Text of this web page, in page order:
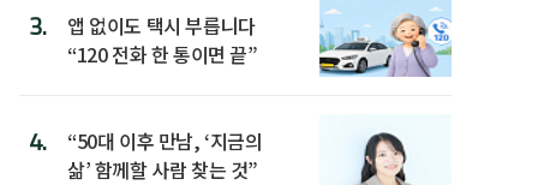
3.
앱 없이도 택시 부릅니다
“120 전화 한 통이면 끝”
4.
“50대 이후 만남, ‘지금의
삶’ 함께할 사람 찾는 것”